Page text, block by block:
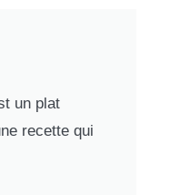
un plat
recette qui